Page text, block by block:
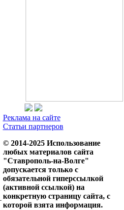
Реклама на сайте
Статьи партнеров
© 2014-2025 Использование
любых материалов сайта
"Ставрополь-на-Волге"
допускается только с
обязательной гиперссылкой
(активной ссылкой) на
конкретную страницу сайта, с
которой взята информация.